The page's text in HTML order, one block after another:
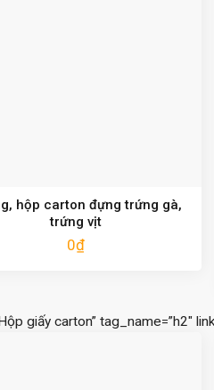
hộp carton đựng trứng gà,
trứng vịt
0₫
giấy carton” tag_name=”h2″